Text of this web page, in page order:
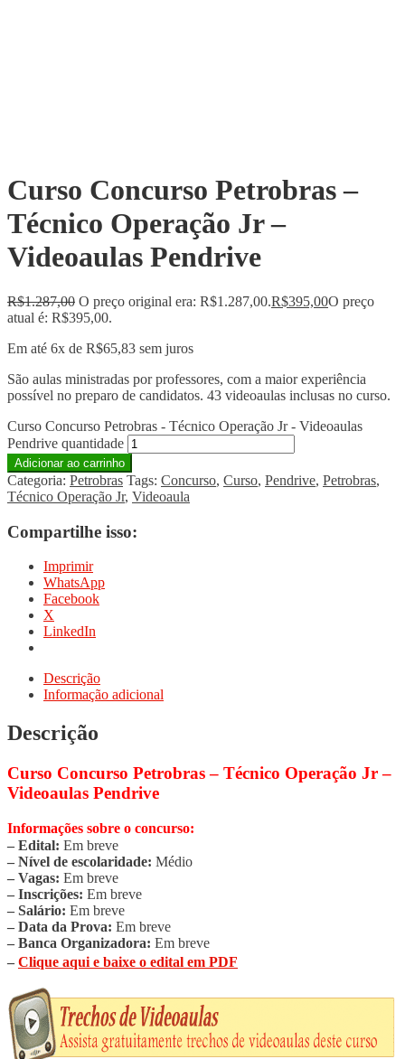
Curso Concurso Petrobras –
Técnico Operação Jr –
Videoaulas Pendrive
R$1.287,00 O preço original era: R$1.287,00.R$395,00O preço
atual é: R$395,00.
Em até 6x de R$65,83 sem juros
São aulas ministradas por professores, com a maior experiência
possível no preparo de candidatos. 43 videoaulas inclusas no curso.
Curso Concurso Petrobras - Técnico Operação Jr - Videoaulas
Pendrive quantidade
Adicionar ao carrinho
Categoria: Petrobras Tags: Concurso, Curso, Pendrive, Petrobras,
Técnico Operação Jr, Videoaula
Compartilhe isso:
Imprimir
WhatsApp
Facebook
X
LinkedIn
Descrição
Informação adicional
Descrição
Curso Concurso Petrobras – Técnico Operação Jr –
Videoaulas Pendrive
Informações sobre o concurso:
– Edital: Em breve
– Nível de escolaridade: Médio
– Vagas: Em breve
– Inscrições: Em breve
– Salário: Em breve
– Data da Prova: Em breve
– Banca Organizadora: Em breve
– Clique aqui e baixe o edital em PDF